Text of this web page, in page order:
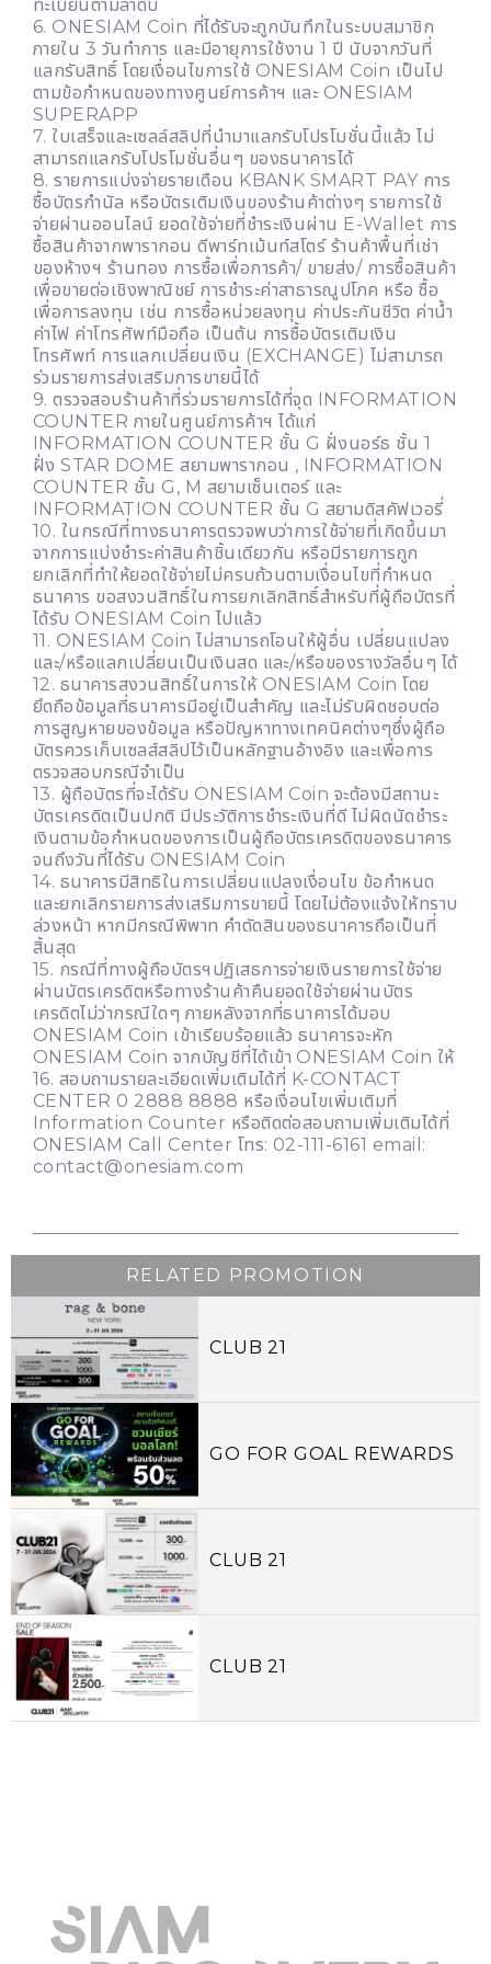
ทะเบียนตามลำดับ
6. ONESIAM Coin ที่ได้รับจะถูกบันทึกในระบบสมาชิก
ภายใน 3 วันทำการ และมีอายุการใช้งาน 1 ปี นับจากวันที่
แลกรับสิทธิ์ โดยเงื่อนไขการใช้ ONESIAM Coin เป็นไป
ตามข้อกำหนดของทางศูนย์การค้าฯ และ ONESIAM
SUPERAPP
7. ใบเสร็จและเซลล์สลิปที่นำมาแลกรับโปรโมชั่นนี้แล้ว ไม่
สามารถแลกรับโปรโมชั่นอื่นๆ ของธนาคารได้
8. รายการแบ่งจ่ายรายเดือน KBANK SMART PAY การ
ซื้อบัตรกำนัล หรือบัตรเติมเงินของร้านค้าต่างๆ รายการใช้
จ่ายผ่านออนไลน์ ยอดใช้จ่ายที่ชำระเงินผ่าน E-Wallet การ
ซื้อสินค้าจากพารากอน ดีพาร์ทเม้นท์สโตร์ ร้านค้าพื้นที่เช่า
ของห้างฯ ร้านทอง การซื้อเพื่อการค้า/ ขายส่ง/ การซื้อสินค้า
เพื่อขายต่อเชิงพาณิชย์ การชำระค่าสาธารณูปโภค หรือ ซื้อ
เพื่อการลงทุน เช่น การซื้อหน่วยลงทุน ค่าประกันชีวิต ค่าน้ำ
ค่าไฟ ค่าโทรศัพท์มือถือ เป็นต้น การซื้อบัตรเติมเงิน
โทรศัพท์ การแลกเปลี่ยนเงิน (EXCHANGE) ไม่สามารถ
ร่วมรายการส่งเสริมการขายนี้ได้
9. ตรวจสอบร้านค้าที่ร่วมรายการได้ที่จุด INFORMATION
COUNTER ภายในศูนย์การค้าฯ ได้แก่
INFORMATION COUNTER ชั้น G ฝั่งนอร์ธ ชั้น 1
ฝั่ง STAR DOME สยามพารากอน , INFORMATION
COUNTER ชั้น G, M สยามเซ็นเตอร์ และ
INFORMATION COUNTER ชั้น G สยามดิสคัฟเวอรี่
10. ในกรณีที่ทางธนาคารตรวจพบว่าการใช้จ่ายที่เกิดขึ้นมา
จากการแบ่งชำระค่าสินค้าชิ้นเดียวกัน หรือมีรายการถูก
ยกเลิกที่ทำให้ยอดใช้จ่ายไม่ครบถ้วนตามเงื่อนไขที่กำหนด
ธนาคาร ขอสงวนสิทธิ์ในการยกเลิกสิทธิ์สำหรับที่ผู้ถือบัตรที่
ได้รับ ONESIAM Coin ไปแล้ว
11. ONESIAM Coin ไม่สามารถโอนให้ผู้อื่น เปลี่ยนแปลง
และ/หรือแลกเปลี่ยนเป็นเงินสด และ/หรือของรางวัลอื่นๆ ได้
12. ธนาคารสงวนสิทธิ์ในการให้ ONESIAM Coin โดย
ยึดถือข้อมูลที่ธนาคารมีอยู่เป็นสำคัญ และไม่รับผิดชอบต่อ
การสูญหายของข้อมูล หรือปัญหาทางเทคนิคต่างๆซึ่งผู้ถือ
บัตรควรเก็บเซลส์สลิปไว้เป็นหลักฐานอ้างอิง และเพื่อการ
ตรวจสอบกรณีจำเป็น
13. ผู้ถือบัตรที่จะได้รับ ONESIAM Coin จะต้องมีสถานะ
บัตรเครดิตเป็นปกติ มีประวัติการชำระเงินที่ดี ไม่ผิดนัดชำระ
เงินตามข้อกำหนดของการเป็นผู้ถือบัตรเครดิตของธนาคาร
จนถึงวันที่ได้รับ ONESIAM Coin
14. ธนาคารมีสิทธิในการเปลี่ยนแปลงเงื่อนไข ข้อกำหนด
และยกเลิกรายการส่งเสริมการขายนี้ โดยไม่ต้องแจ้งให้ทราบ
ล่วงหน้า หากมีกรณีพิพาท คำตัดสินของธนาคารถือเป็นที่
สิ้นสุด
15. กรณีที่ทางผู้ถือบัตรฯปฎิเสธการจ่ายเงินรายการใช้จ่าย
ผ่านบัตรเครดิตหรือทางร้านค้าคืนยอดใช้จ่ายผ่านบัตร
เครดิตไม่ว่ากรณีใดๆ ภายหลังจากที่ธนาคารได้มอบ
ONESIAM Coin เข้าเรียบร้อยแล้ว ธนาคารจะหัก
ONESIAM Coin จากบัญชีที่ได้เข้า ONESIAM Coin ให้
16. สอบถามรายละเอียดเพิ่มเติมได้ที่ K-CONTACT
CENTER 0 2888 8888 หรือเงื่อนไขเพิ่มเติมที่
Information Counter หรือติดต่อสอบถามเพิ่มเติมได้ที่
ONESIAM Call Center โทร: 02-111-6161 email:
contact@onesiam.com
RELATED PROMOTION
CLUB 21
GO FOR GOAL REWARDS
CLUB 21
CLUB 21